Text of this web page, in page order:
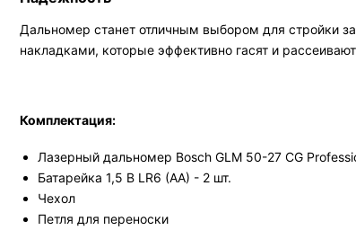
Дальномер станет отличным выбором для стройки
накладками, которые эффективно гасят и
Комплектация:
Лазерный дальномер Bosch GLM 50-27 CG
Батарейка 1,5 В LR6 (AA) - 2 шт.
Чехол
Петля для переноски